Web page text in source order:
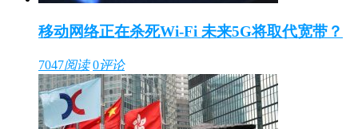
移动网络正在杀死Wi-Fi 未来5G将取代宽带？
7047阅读 0评论